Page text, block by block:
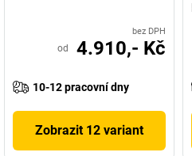
bez DPH
od 4.910,- Kč
10-12 pracovní dny
Zobrazit 12 variant